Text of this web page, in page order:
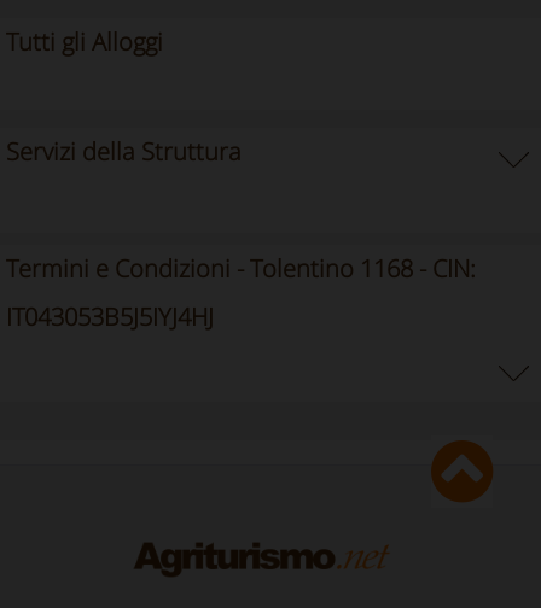
Tutti gli Alloggi
Servizi della Struttura
Termini e Condizioni - Tolentino 1168 - CIN:
IT043053B5J5IYJ4HJ